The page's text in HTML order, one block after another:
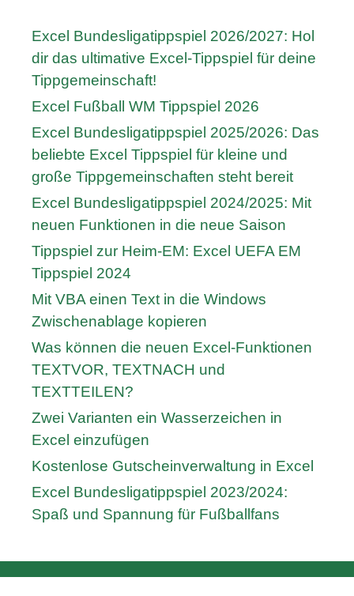
Excel Bundesligatippspiel 2026/2027: Hol
dir das ultimative Excel-Tippspiel für deine
Tippgemeinschaft!
Excel Fußball WM Tippspiel 2026
Excel Bundesligatippspiel 2025/2026: Das
beliebte Excel Tippspiel für kleine und
große Tippgemeinschaften steht bereit
Excel Bundesligatippspiel 2024/2025: Mit
neuen Funktionen in die neue Saison
Tippspiel zur Heim-EM: Excel UEFA EM
Tippspiel 2024
Mit VBA einen Text in die Windows
Zwischenablage kopieren
Was können die neuen Excel-Funktionen
TEXTVOR, TEXTNACH und
TEXTTEILEN?
Zwei Varianten ein Wasserzeichen in
Excel einzufügen
Kostenlose Gutscheinverwaltung in Excel
Excel Bundesligatippspiel 2023/2024:
Spaß und Spannung für Fußballfans